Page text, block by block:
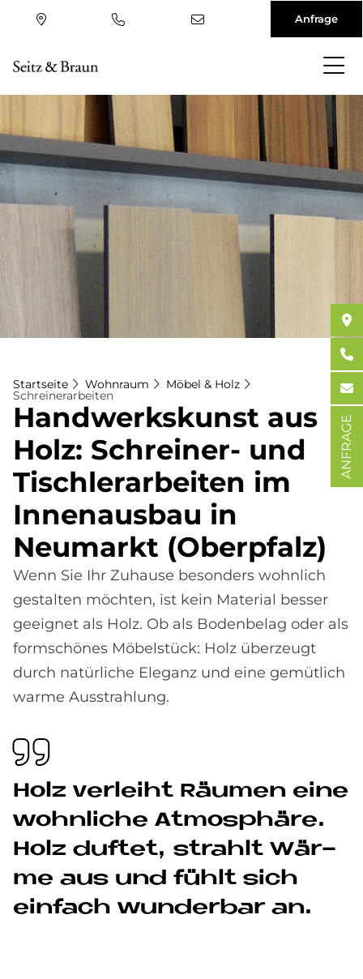
Anfrage
Startseite Wohnraum Möbel & Holz
Schreinerarbeiten
Hand­werks­kunst aus
Holz: Schrei­ner- und
Tisch­ler­ar­bei­ten im
In­nen­aus­bau in
Neu­mar­kt (Ober­pfalz)
Wenn Sie Ihr Zuhause besonders wohnlich
gestalten möchten, ist kein Material besser
geeignet als Holz. Ob als Bodenbelag oder als
formschönes Möbelstück: Holz überzeugt
durch natürliche Eleganz und eine gemütlich
warme Ausstrahlung.
Holz ver­lei­ht Räu­men eine
wohn­li­che At­mo­sphä­re.
Holz duf­tet, strahlt Wär­
me aus und fühlt sich
ein­fach wun­der­bar an.
ANFRAGE